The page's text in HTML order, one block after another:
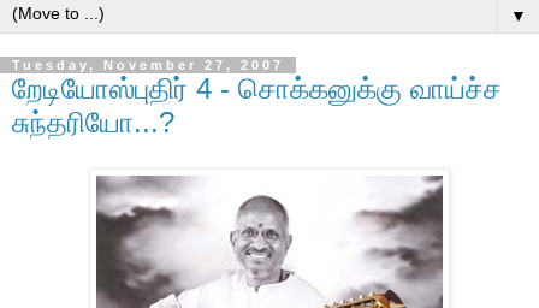
▼
Tuesday, November 27, 2007
றேடியோஸ்புதிர் 4 - சொக்கனுக்கு வாய்ச்ச
சுந்தரியோ...?